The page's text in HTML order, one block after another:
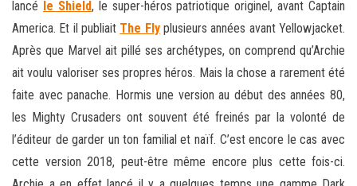
lancé le Shield, le super-héros patriotique originel, avant Captain
America. Et il publiait The Flyplusieurs années avant Yellowjacket.
Après que Marvel ait pillé ses archétypes, on comprend qu’Archie
ait voulu valoriser ses propres héros. Mais la chose a rarement été
faite avec panache. Hormis une version au début des années 80,
les Mighty Crusaders ont souvent été freinés par la volonté de
l’éditeur de garder un ton familial et naïf. C’est encore le cas avec
cette version 2018, peut-être même encore plus cette fois-ci.